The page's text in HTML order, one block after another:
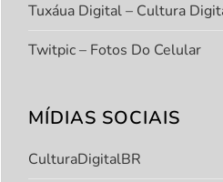
Tuxáua Digital – Cultura
Twitpic – Fotos Do Celular
MÍDIAS SOCIAIS
CulturaDigitalBR